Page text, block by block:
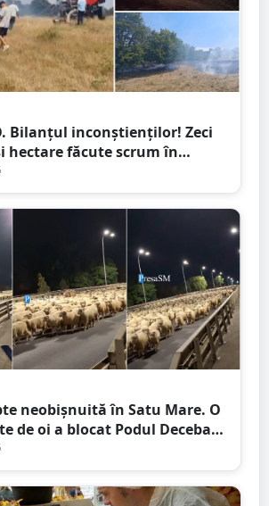
Bilanțul inconștienților! Zeci
hectare făcute scrum în
neobișnuită în Satu Mare. O
de oi a blocat Podul Decebal.
al ciobanului